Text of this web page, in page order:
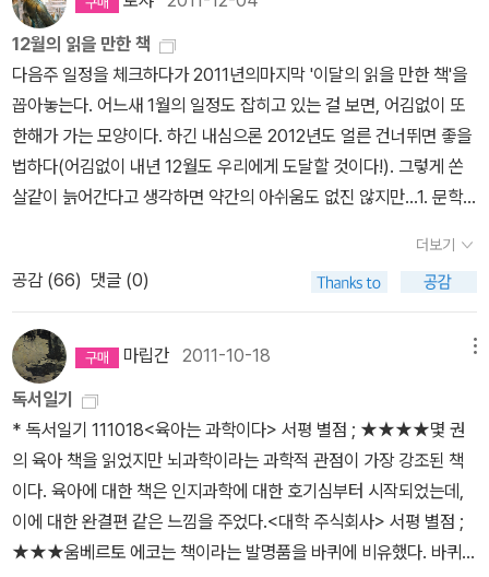
자연의 주체가 되고, 잠복관찰을 할 때는 내가 자연의 객체가 된다. 주
체가 되면 자연의 깊은 곳을 볼 수는 없지만 많이 볼 수 있다. 객체가
되면 자연의 많은 것을 볼 수는 없지만 깊이 볼 수 있다. - 200쪽낮에
는 바람소리를 구분하며 시간을 보낸다. 실바람, 남실바람, 산들바람,
건들바람, 들바람, 된바람, 센바람, 큰바람, 큰센바람, 노대바람, 황소
바람, 바늘바람, 샛바람, 댓바람, 산바람, 눈바람, 바닷바람, 너울바람,
화살 같으며, 어떤 때는 아기의 숨소리 같고, 또 어떤 때는 바다처럼
심원하기까지 하다. 눈송이가 똑바로 떨어져 내리면 고요다. 눈송이
가 나풀나풀 떨어지면 실바람이다. 얼굴에 바람이 느껴지고 눈송이가
비켜 내리면 남실바람이다. 참나무에 매달린 마른 나눗잎이 살랑살랑
흔들리며 눈송이가 휘날리면 산들바람이고, 마른 나뭇잎뿐 이나라 작
은 가지까지 흔들리고 바닥에 내린 눈송이가 다시 날아오르면 건들바
람이다. 작은 나무 전체가 흔들리며 그 우듬지에 쌓인 눈더미가 날아
가면 들바람이고, 큰 가지가 흔들리며 숲이 전깃줄처럼 울면 된바람
이다. 큰 나무 전체가 흔들리고 눈이 수평으로 내리면 센바람이고, 가
느다란 가지들이 부러져 날아가고 바닥에서 눈가루가 온통 날아올라
시계가 짧아지면 큰바람이다.- 204쪽 큰 가지가 부러져 날아가고 바
이 이 산맥에 잇닿은 장백산맥과 함경산맥을 타고 우리나라로 넘나들
었다. 우수리야말로 백두대간 생태계의 원형을 잘 간직하고있는 한반
도 생물들의 원류인 것이다.
있겠다. 오스틴처럼 “하찮은 주제를 다루거나” 조르주 상드처럼 남성
처럼 가장하거나 샬롯 브론테의 <제인 에어>, 브론테의 <폭풍의 언
덕>, 메리 셸리의 <프랑켄슈타인>처럼 미치거나 괴물이 되는 것.
연쇄21. 옛날 이야기에서 배운다. 브루노 베텔하임, <옛이야기의 매
력1,2> 베텔하임은 이 책에서 2백 여편의 이야기가 수록된 그림 형
제 동화집, 샤를 페로의 동화집, <아라비안나이트>, 그리스로마 신화
넘나드는 다양한 자료들을 총동원해 옛이야기가 가진 깊은 의미와 매
력을 드러낸다니, 당장 읽고 싶다. 연쇄22. 잃어버린 세계사를 찾아
서. 이옥순 외 <오류와 편견으로 가득한 세계사 교과서 바로잡기>
이 책은 기존의 세계사 교과서에서 다루지 않은 중앙유라시아, 동남
아시아, 인도, 서아시아, 아프리카, 라틴아메리카, 오세아니아를 두루
섭렵한 보기 드문 세계사 책이라고 한다. ‘서양중심주의’를 비판하면
서도 정작 우리 자신이 세계사 교과서조차 바로잡지 못한 현실에 일
침을 가하는 책이랄까. 나부터 바로 읽어야 할 책. 친일, 독재를 미화
하는 교과서 때문에 400여개의 시민사회단체가 모여 ‘친일, 독재 미
화와 교과서 개악을 저지하는 역사정의실천연대’를 꾸렸다니, 아직
이 땅에 희망은 있나보다. 연쇄 23. 읽은 대로 살기 위하여, 하워드
는 목각인형으로 완성된다. 녹턴 / 가즈오 이시구로문학과 같은 음악
이 가능하듯, 음악과 같은 문학도 가능하다. 시베리아의 위대한 영혼
/ 박수용호랑이를 쫓다가 호랑이를 이해하고 호랑이를 사랑하여 마침
내 호랑이의 영혼을 갖게 된 한 인간의 고백록! 칼 세이건 / 윌리엄 파
운드스톤의미 없는 우주에서 행복하기 위하여 우리는 무엇을 할 것인
가. 추천인 : 김탁환 (소설가) 소설가. 2013년 현재 경기도 파주 집필
실에 틀어박혀 호랑이의 영혼으로 장편소설을 쓰고 있다. 김탁환 님
12월의 읽을 만한 책
다음주 일정을 체크하다가 2011년의마지막 '이달의 읽을 만한 책'을
꼽아놓는다. 어느새 1월의 일정도 잡히고 있는 걸 보면, 어김없이 또
한해가 가는 모양이다. 하긴 내심으론 2012년도 얼른 건너뛰면 좋을
법하다(어김없이 내년 12월도 우리에게 도달할 것이다!). 그렇게 쏜
살같이 늙어간다고 생각하면 약간의 아쉬움도 없진 않지만...1. 문학
건 뭐 더 설명이 필요하지 않는 작품이다. 그래도 옮기자면 '<흑산>
은 우리의 기대를 두 번 배반하는 소설이다. 좀 더 유명한 정약용이라
는 인물이 아니라 그의 형 정약전을 주인공으로 한 소설이라는 점과,
주인공인 정약전조차도 비중이 크지 않다는 점이다. 정약전이 사학죄
인(邪學罪人) 즉 천주교도였기에 흑산으로 유배를 가서 <자산어보
>를 쓰기까지의 이야기들이 주를 이루지만, 이 소설은 종교인 이야기
도 아니고, 유학자 이야기도 아니다. 그냥 연약하고 누추한, 정약전 주
변 인물들 모두의 삶과 고통에 대한 이야기다.'진작에 사두었지만 사
실 아직 읽진 못했으니 이달에 시간을 내볼 수도 있겠다. 작가가 참고
한 책들에서 이태원의 <현산어보를 찾아서1-5>(청어람미디어)까지
도 다 구해놓은 참이다. 시간만 준비되면 되겠다!'전집'으로 가장 반가
더보기
공감 (66) 댓글 (0)
마립간 2011-10-18
독서일기
* 독서일기 111018<육아는 과학이다> 서평 별점 ; ★★★★몇 권
의 육아 책을 읽었지만 뇌과학이라는 과학적 관점이 가장 강조된 책
이다. 육아에 대한 책은 인지과학에 대한 호기심부터 시작되었는데,
이에 대한 완결편 같은 느낌을 주었다.<대학 주식회사> 서평 별점 ;
★★★움베르토 에코는 책이라는 발명품을 바퀴에 비유했다. 바퀴는